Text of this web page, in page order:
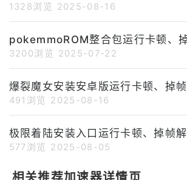
1328浏览 2025-08-16
pokemmoROM整合包运行卡顿、
3200浏览 2025-07-22
爆裂魔女安装安卓版运行卡顿、掉
491浏览 2025-08-16
极限着陆安装入口运行卡顿、掉帧
577浏览 2025-08-05
相关推荐加速器详情页